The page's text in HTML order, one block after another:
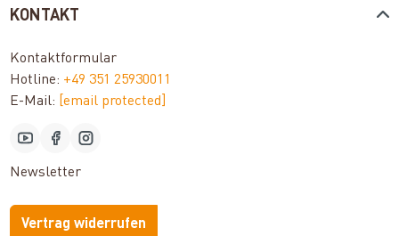
KONTAKT
Kontaktformular
Hotline: +49 351 25930011
E-Mail:
[email protected]
Newsletter
Vertrag widerrufen